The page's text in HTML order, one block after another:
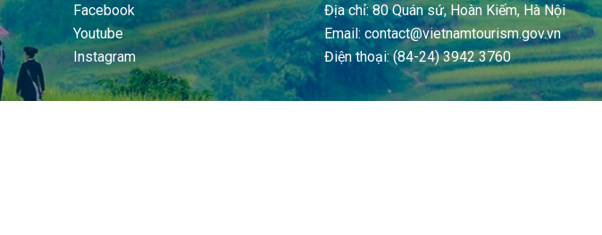
Facebook
Youtube
Instagram
Địa chỉ: 80 Quán sứ, Hoàn Kiếm, Hà Nội
Email: contact@vietnamtourism.gov.vn
Điện thoại: (84-24) 3942 3760